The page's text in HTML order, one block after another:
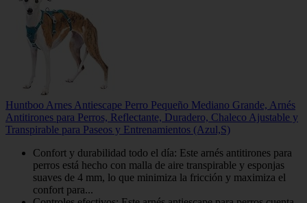
Huntboo Arnes Antiescape Perro Pequeño Mediano Grande, Arnés
Antitirones para Perros, Reflectante, Duradero, Chaleco Ajustable y
Transpirable para Paseos y Entrenamientos (Azul,S)
Confort y durabilidad todo el día: Este arnés antitirones para
perros está hecho con malla de aire transpirable y esponjas
suaves de 4 mm, lo que minimiza la fricción y maximiza el
confort para...